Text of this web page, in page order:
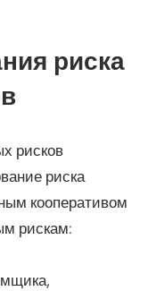
риска
рисков
риска
кооперативом
рискам: